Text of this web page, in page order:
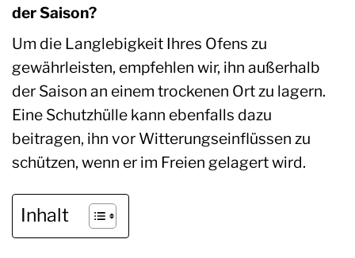
der Saison?
Um die Langlebigkeit Ihres Ofens zu
gewährleisten, empfehlen wir, ihn außerhalb
der Saison an einem trockenen Ort zu lagern.
Eine Schutzhülle kann ebenfalls dazu
beitragen, ihn vor Witterungseinflüssen zu
schützen, wenn er im Freien gelagert wird.
Inhalt